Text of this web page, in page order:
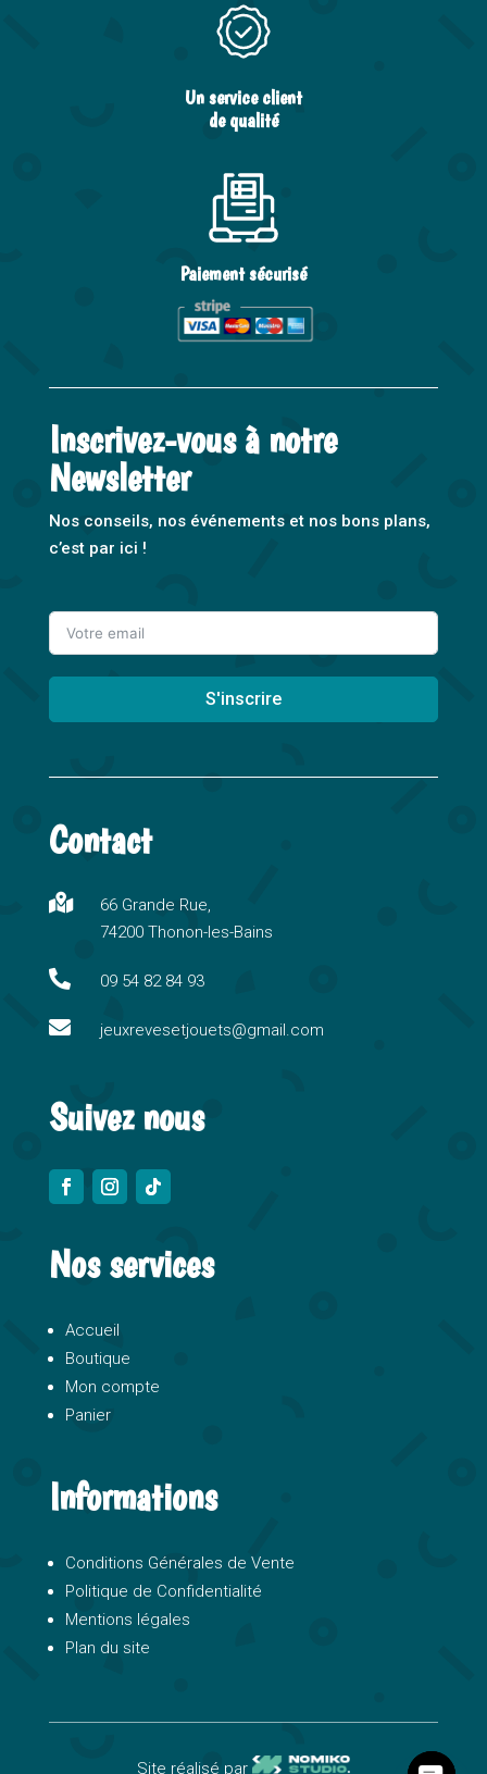
Un service client
de qualité
Paiement sécurisé
Inscrivez-vous à notre
Newsletter
Nos conseils, nos événements et nos bons plans,
c’est par ici !
S'inscrire
l
e
n
a
i
e
Contact

66 Grande Rue,
74200 Thonon-les-Bains
 09 54 82 84 93
 jeuxrevesetjouets@gmail.com
Suivez nous
Nos services
Accueil
Boutique
Mon compte
Panier
Informations
Conditions Générales de Vente
Politique de Confidentialité
Mentions légales
Plan du site
Site réalisé par